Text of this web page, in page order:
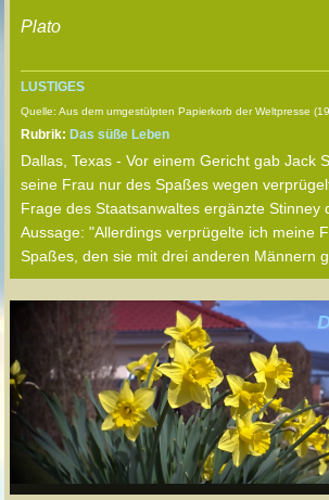
Plato
LUSTIGES
Quelle: Aus dem umgestülpten Papierkorb der Weltpresse
Rubrik: Das süße Leben
Dallas, Texas - Vor einem Gericht gab Jack
seine Frau nur des Spaßes wegen
Frage des Staatsanwaltes ergänzte Stinney
Aussage: "Allerdings verprügelte ich meine
Spaßes, den sie mit drei anderen Männern